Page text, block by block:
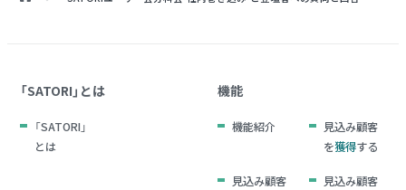
「SATORI」とは
「SATORI」
とは
機能
機能紹介
見込み顧客
を獲得する
見込み顧客
見込み顧客